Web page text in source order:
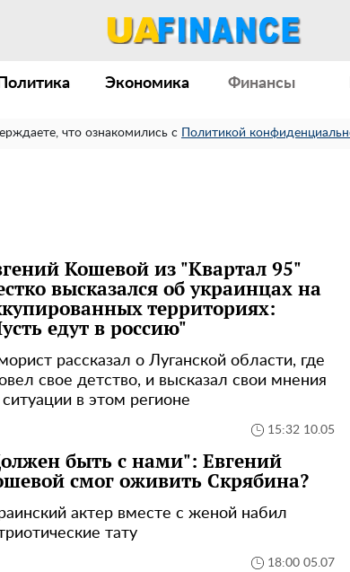
Политика Экономика Финансы
что ознакомились с Политикой
Кошевой из "Квартал 95"
высказался об украинцах на
территориях:
едут в россию"
рассказал о Луганской области, где
свое детство, и высказал свои мнения
в этом регионе
15:32 10.05
быть с нами": Евгений
смог оживить Скрябина?
актер вместе с женой набил
тату
18:00 05.07